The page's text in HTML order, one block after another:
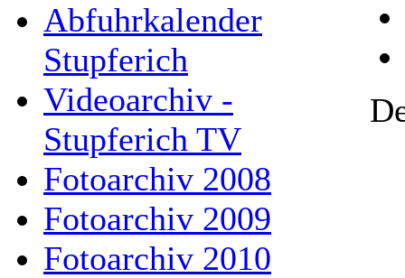
Abfuhrkalender
Stupferich
Videoarchiv -
Stupferich TV
Fotoarchiv 2008
Fotoarchiv 2009
Fotoarchiv 2010